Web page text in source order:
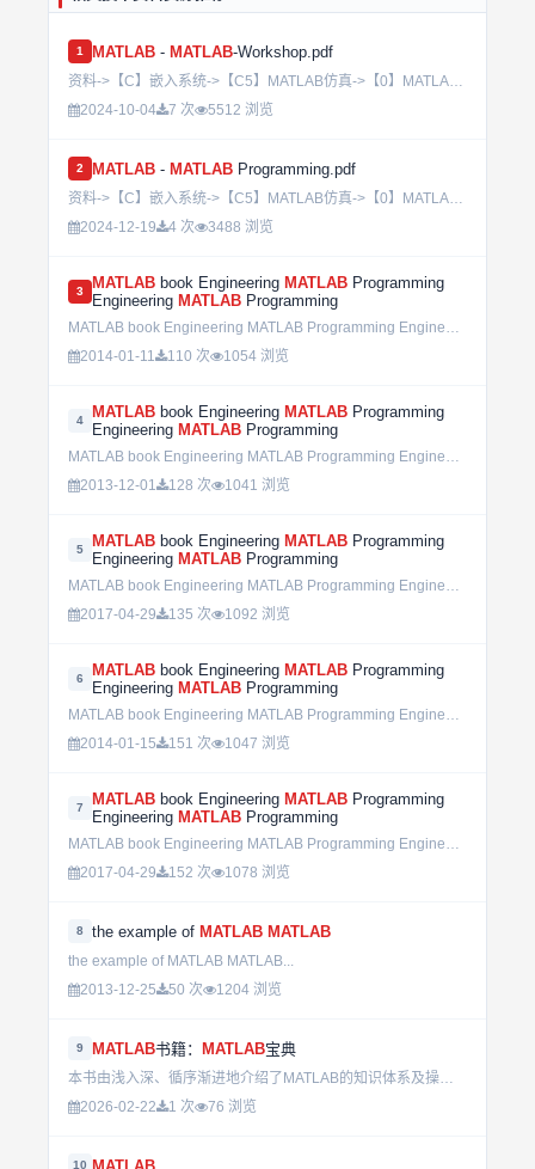
1 MATLAB - MATLAB-Workshop.pdf
资料->【C】嵌入系统->【C5】MATLAB仿真->【0】MATLAB基础入门->MATLAB - MATLAB-Workshop.pdf...
2024-10-04
7 次 5512 浏览
2 MATLAB - MATLAB Programming.pdf
资料->【C】嵌入系统->【C5】MATLAB仿真->【0】MATLAB基础入门->MATLAB - MATLAB Programming.pdf...
2024-12-19
4 次 3488 浏览
3 MATLAB book Engineering MATLAB Programming
Engineering MATLAB Programming
MATLAB book Engineering MATLAB Programming Engineering MATLAB Programming...
2014-01-11
110 次 1054 浏览
4 MATLAB book Engineering MATLAB Programming
Engineering MATLAB Programming
MATLAB book Engineering MATLAB Programming Engineering MATLAB Programming...
2013-12-01
128 次 1041 浏览
5 MATLAB book Engineering MATLAB Programming
Engineering MATLAB Programming
MATLAB book Engineering MATLAB Programming Engineering MATLAB Programming...
2017-04-29
135 次 1092 浏览
6 MATLAB book Engineering MATLAB Programming
Engineering MATLAB Programming
MATLAB book Engineering MATLAB Programming Engineering MATLAB Programming...
2014-01-15
151 次 1047 浏览
7 MATLAB book Engineering MATLAB Programming
Engineering MATLAB Programming
MATLAB book Engineering MATLAB Programming Engineering MATLAB Programming...
2017-04-29
152 次 1078 浏览
8 the example of MATLAB MATLAB
the example of MATLAB MATLAB...
2013-12-25
50 次 1204 浏览
9 MATLAB书籍： MATLAB宝典
本书由浅入深、循序渐进地介绍了MATLAB的知识体系及操作方法。其中主要介绍了如何使用MATLAB进行数据分析、数据可视化的方法、MATLAB编程、图形用户界面、MATLAB仿真，以及文件输入/输出、...
2026-02-22
1 次 76 浏览
10 MATLAB